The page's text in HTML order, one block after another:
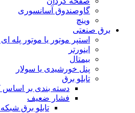
گاوصندوق آسانسوری
وینچ
برق صنعتی
استپر موتور یا موتور پله
اینورتر
بیمتال
پنل خورشیدی یا سولار
تابلو برق
دسته بندی بر اساس
فشار ضعیف
تابلو برق